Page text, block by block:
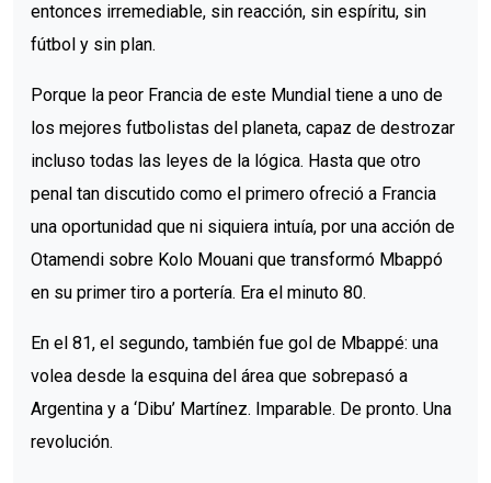
entonces irremediable, sin reacción, sin espíritu, sin
fútbol y sin plan.
Porque la peor Francia de este Mundial tiene a uno de
los mejores futbolistas del planeta, capaz de destrozar
incluso todas las leyes de la lógica. Hasta que otro
penal tan discutido como el primero ofreció a Francia
una oportunidad que ni siquiera intuía, por una acción de
Otamendi sobre Kolo Mouani que transformó Mbappó
en su primer tiro a portería. Era el minuto 80.
En el 81, el segundo, también fue gol de Mbappé: una
volea desde la esquina del área que sobrepasó a
Argentina y a ‘Dibu’ Martínez. Imparable. De pronto. Una
revolución.